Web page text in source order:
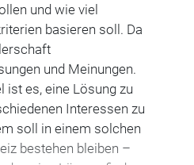
und wie viel
basieren soll. Da
und Meinungen.
ist es, eine Lösung zu
Interessen zu
soll in einem solchen
bestehen bleiben –